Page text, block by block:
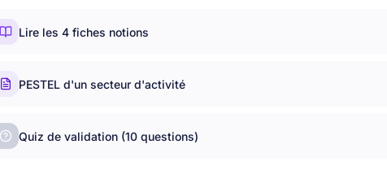
Lire les 4 fiches notions
PESTEL d'un secteur d'activité
Quiz de validation (10 questions)